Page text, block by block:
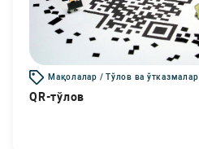
Мақолалар / Тўлов ва ўтказмалар
QR-тўлов